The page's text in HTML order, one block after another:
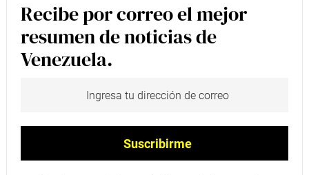
Recibe por correo el mejor
resumen de noticias de
Venezuela.